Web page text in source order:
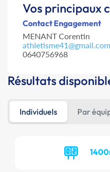
Vos principaux
Contact Engagement
MENANT Corentin
athletisme41@gmail.com
0640756968
Résultats
Individuels Par